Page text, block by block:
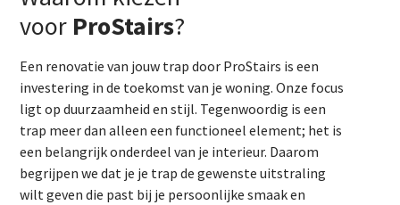
voor ProStairs?
Een renovatie van jouw trap door ProStairs is een
investering in de toekomst van je woning. Onze focus
ligt op duurzaamheid en stijl. Tegenwoordig is een
trap meer dan alleen een functioneel element; het is
een belangrijk onderdeel van je interieur. Daarom
begrijpen we dat je je trap de gewenste uitstraling
wilt geven die past bij je persoonlijke smaak en